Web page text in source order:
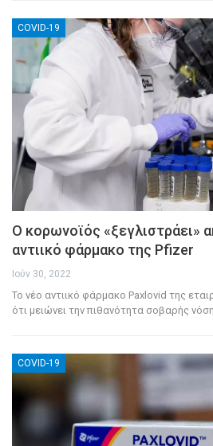
COVID-19
Ο κορωνοϊός «ξεγλιστράει»
αντιικό φάρμακο της Pfizer
Ιούν 30, 2022
Το νέο αντιικό φάρμακο Paxlovid της
ότι μειώνει την πιθανότητα σοβαρής
COVID-19